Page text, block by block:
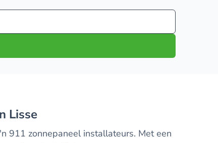
Lisse
911 zonnepaneel installateurs. Met een